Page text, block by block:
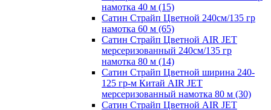
намотка 40 м (15)
Сатин Страйп Цветной 240см/135 гр
намотка 60 м (65)
Сатин Страйп Цветной AIR JET
мерсеризованный 240см/135 гр
намотка 80 м (14)
Сатин Страйп Цветной ширина 240-
125 гр-м Китай AIR JET
мерсеризованный намотка 80 м (30)
Сатин Страйп Цветной AIR JET